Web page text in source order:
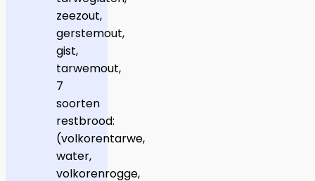
zeezout,
gerstemout,
gist,
tarwemout,
7
soorten
restbrood:
(volkorentarwe,
water,
volkorenrogge,